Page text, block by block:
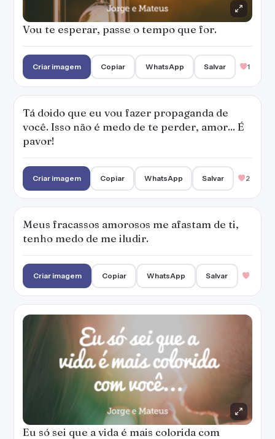
Vou te esperar, passe o tempo que for.
Criar imagem Copiar WhatsApp Salvar 1
Tá doido que eu vou fazer propaganda de
você. Isso não é medo de te perder, amor... É
pavor!
Criar imagem Copiar WhatsApp Salvar 2
Meus fracassos amorosos me afastam de ti,
tenho medo de me iludir.
Criar imagem Copiar WhatsApp Salvar
Eu só sei que a vida é mais colorida com